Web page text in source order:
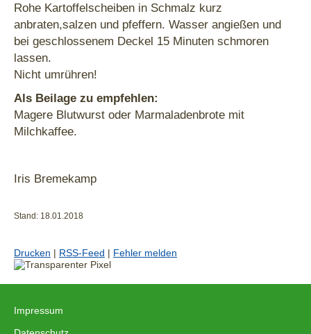
Rohe Kartoffelscheiben in Schmalz kurz
anbraten,salzen und pfeffern. Wasser angießen und
bei geschlossenem Deckel 15 Minuten schmoren
lassen.
Nicht umrühren!
Als Beilage zu empfehlen:
Magere Blutwurst oder Marmaladenbrote mit
Milchkaffee.
Iris Bremekamp
Stand: 18.01.2018
Drucken | RSS-Feed | Fehler melden
Impressum